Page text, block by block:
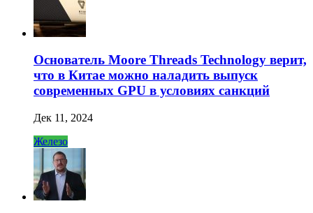
Основатель Moore Threads Technology верит,
что в Китае можно наладить выпуск
современных GPU в условиях санкций
Дек 11, 2024
Железо